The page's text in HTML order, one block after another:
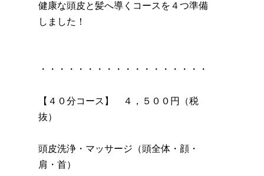
健康な頭皮と髪へ導くコースを４つ準備
しました！
・・・・・・・・・・・・・・・・・・
【４０分コース】 ４，５００円（税
抜）
頭皮洗浄・マッサージ（頭全体・顔・
肩・首）